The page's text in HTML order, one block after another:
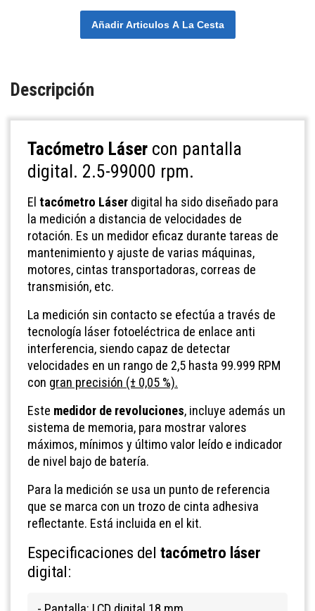
Añadir Articulos A La Cesta
Descripción
Tacómetro Láser con pantalla
digital. 2.5-99000 rpm.
El tacómetro Láser digital ha sido diseñado para
la medición a distancia de velocidades de
rotación. Es un medidor eficaz durante tareas de
mantenimiento y ajuste de varias máquinas,
motores, cintas transportadoras, correas de
transmisión, etc.
La medición sin contacto se efectúa a través de
tecnología láser fotoeléctrica de enlace anti
interferencia, siendo capaz de detectar
velocidades en un rango de 2,5 hasta 99.999 RPM
con gran precisión (± 0,05 %).
Este medidor de revoluciones, incluye además un
sistema de memoria, para mostrar valores
máximos, mínimos y último valor leído e indicador
de nivel bajo de batería.
Para la medición se usa un punto de referencia
que se marca con un trozo de cinta adhesiva
reflectante. Está incluida en el kit.
Especificaciones del tacómetro láser
digital: